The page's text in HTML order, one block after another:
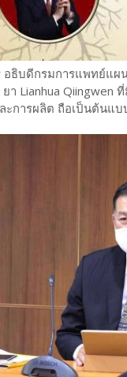
อธิบดีกรมการแพทย์แ
า Lianhua Qiingwen
การผลิต ถือเป็นต้นแ